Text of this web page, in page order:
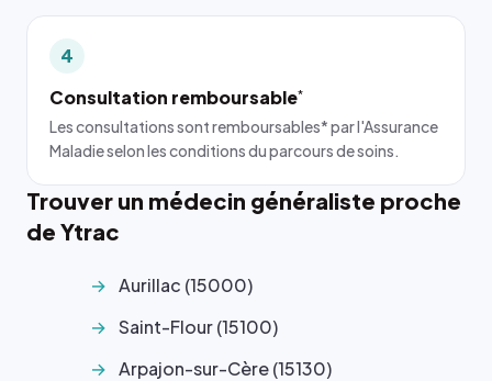
4
Consultation remboursable*
Les consultations sont remboursables* par l'Assurance
Maladie selon les conditions du parcours de soins.
Trouver un médecin généraliste proche
de Ytrac
Aurillac (15000)
Saint-Flour (15100)
Arpajon-sur-Cère (15130)